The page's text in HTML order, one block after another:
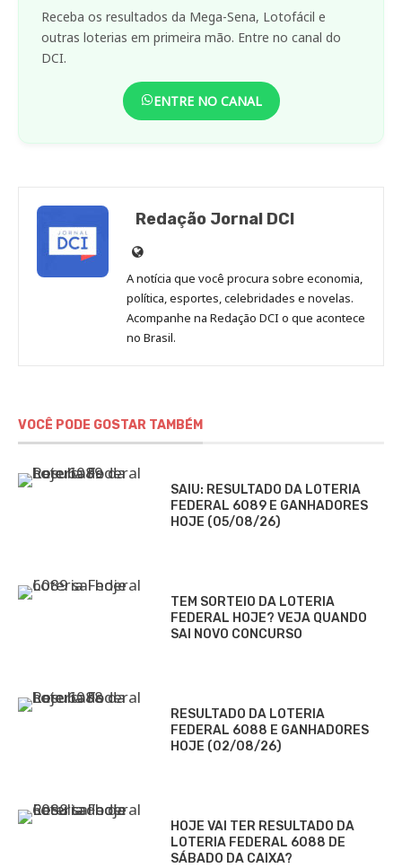
Receba os resultados da Mega-Sena, Lotofácil e
outras loterias em primeira mão. Entre no canal do
DCI.
ENTRE NO CANAL
Redação Jornal DCI
Site
de
Redação
Jornal
DCI
A notícia que você procura sobre economia,
política, esportes, celebridades e novelas.
Acompanhe na Redação DCI o que acontece
no Brasil.
VOCÊ PODE GOSTAR TAMBÉM
SAIU: RESULTADO DA LOTERIA
FEDERAL 6089 E GANHADORES
HOJE (05/08/26)
TEM SORTEIO DA LOTERIA
FEDERAL HOJE? VEJA QUANDO
SAI NOVO CONCURSO
RESULTADO DA LOTERIA
FEDERAL 6088 E GANHADORES
HOJE (02/08/26)
HOJE VAI TER RESULTADO DA
LOTERIA FEDERAL 6088 DE
SÁBADO DA CAIXA?